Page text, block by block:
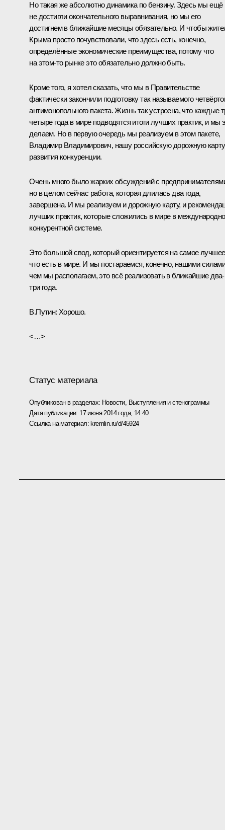
Но такая же абсолютно динамика по бензину. Здесь мы ещё
не достигли окончательного выравнивания, но мы его
достигнем в ближайшие месяцы обязательно. И чтобы
Крыма просто почувствовали, что здесь есть, конечно,
определённые экономические преимущества, потому что
на этом‑то рынке это обязательно должно быть.
Кроме того, я хотел сказать, что мы в Правительстве
фактически закончили подготовку так называемого
антимонопольного пакета. Жизнь так устроена, что каждые
четыре года в мире подводятся итоги лучших практик, и мы
делаем. Но в первую очередь мы реализуем в этом пакете,
Владимир Владимирович, нашу российскую дорожную карту
развития конкуренции.
Очень много было жарких обсуждений с
но в целом сейчас работа, которая длилась два года,
завершена. И мы реализуем и дорожную карту, и
лучших практик, которые сложились в мире в
конкурентной системе.
Это большой свод, который ориентируется на самое
что есть в мире. И мы постараемся, конечно, нашими
чем мы располагаем, это всё реализовать в ближайшие два-
три года.
В.Путин: Хорошо.
<…>
Статус материала
Опубликован в разделах: Новости, Выступления и стенограммы
Дата публикации: 17 июня 2014 года, 14:40
Ссылка на материал: kremlin.ru/d/45924